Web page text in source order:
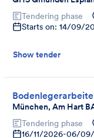
Tendering phase
Starts on: 14/09/
Show tender
München, Am Hart
Tendering phase
16/11/2026-06/